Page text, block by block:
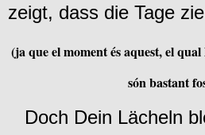
zeigt, dass die Tage
(ja que el moment és aquest, el
són bastant
Doch Dein Lächeln